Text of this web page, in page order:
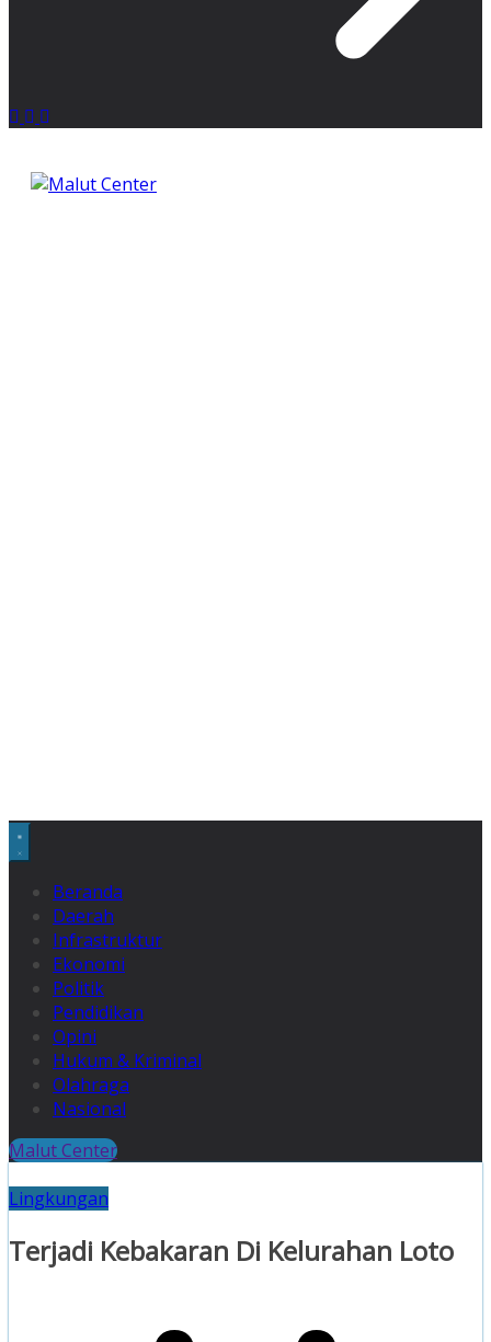
Beranda
Daerah
Infrastruktur
Ekonomi
Politik
Pendidikan
Opini
Hukum & Kriminal
Olahraga
Nasional
Malut Center
Lingkungan
Terjadi Kebakaran Di Kelurahan Loto